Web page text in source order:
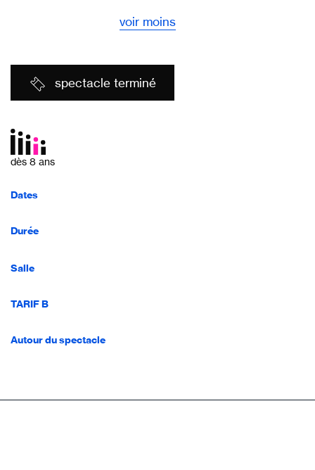
voir moins
spectacle terminé
dès 8 ans
Dates
Durée
Salle
TARIF B
Autour du spectacle